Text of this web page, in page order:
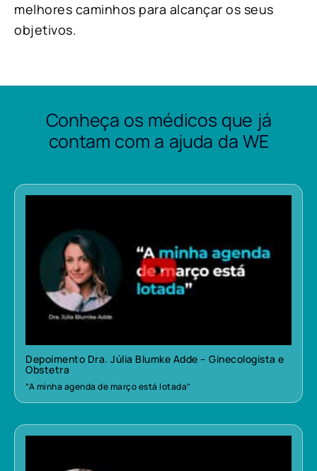
melhores caminhos para alcançar os seus
objetivos.
Conheça os médicos que já
contam com a ajuda da WE
Depoimento Dra. Júlia Blumke Adde – Ginecologista e
Obstetra
“A minha agenda de março está lotada”